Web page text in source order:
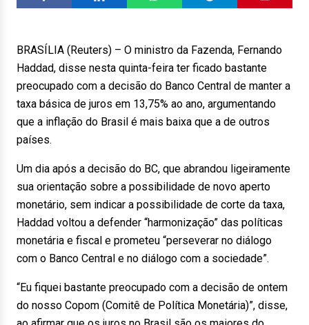
BRASÍLIA (Reuters) – O ministro da Fazenda, Fernando
Haddad, disse nesta quinta-feira ter ficado bastante
preocupado com a decisão do Banco Central de manter a
taxa básica de juros em 13,75% ao ano, argumentando
que a inflação do Brasil é mais baixa que a de outros
países.
Um dia após a decisão do BC, que abrandou ligeiramente
sua orientação sobre a possibilidade de novo aperto
monetário, sem indicar a possibilidade de corte da taxa,
Haddad voltou a defender “harmonização” das políticas
monetária e fiscal e prometeu “perseverar no diálogo
com o Banco Central e no diálogo com a sociedade”.
“Eu fiquei bastante preocupado com a decisão de ontem
do nosso Copom (Comitê de Política Monetária)”, disse,